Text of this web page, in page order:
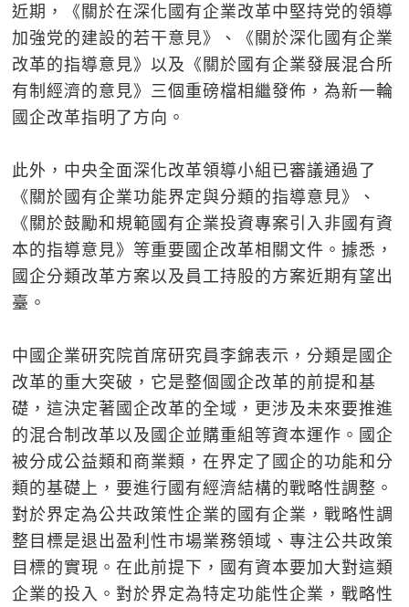
近期，《關於在深化國有企業改革中堅持党的領導
加強党的建設的若干意見》、《關於深化國有企業
改革的指導意見》以及《關於國有企業發展混合所
有制經濟的意見》三個重磅檔相繼發佈，為新一輪
國企改革指明了方向。
此外，中央全面深化改革領導小組已審議通過了
《關於國有企業功能界定與分類的指導意見》、
《關於鼓勵和規範國有企業投資專案引入非國有資
本的指導意見》等重要國企改革相關文件。據悉，
國企分類改革方案以及員工持股的方案近期有望出
臺。
中國企業研究院首席研究員李錦表示，分類是國企
改革的重大突破，它是整個國企改革的前提和基
礎，這決定著國企改革的全域，更涉及未來要推進
的混合制改革以及國企並購重組等資本運作。國企
被分成公益類和商業類，在界定了國企的功能和分
類的基礎上，要進行國有經濟結構的戰略性調整。
對於界定為公共政策性企業的國有企業，戰略性調
整目標是退出盈利性市場業務領域、專注公共政策
目標的實現。在此前提下，國有資本要加大對這類
企業的投入。對於界定為特定功能性企業，戰略性